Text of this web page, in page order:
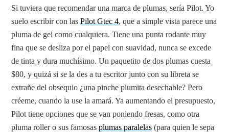
Si tuviera que recomendar una marca de plumas, sería Pilot. Yo
suelo escribir con lasPilot Gtec 4, que a simple vista parece una
pluma de gel como cualquiera. Tiene una punta rodante muy
fina que se desliza por el papel con suavidad, nunca se excede
de tinta y dura muchísimo. Un paquetito de dos plumas cuesta
$80, y quizá si se la des a tu escritor junto con su libreta se
extrañe del obsequio ¿una pinche plumita desechable? Pero
créeme, cuando la use la amará. Ya aumentando el presupuesto,
Pilot tiene opciones que se van poniendo fresas, como otra
pluma roller o sus famosasplumas paralelas (para quien le sepa